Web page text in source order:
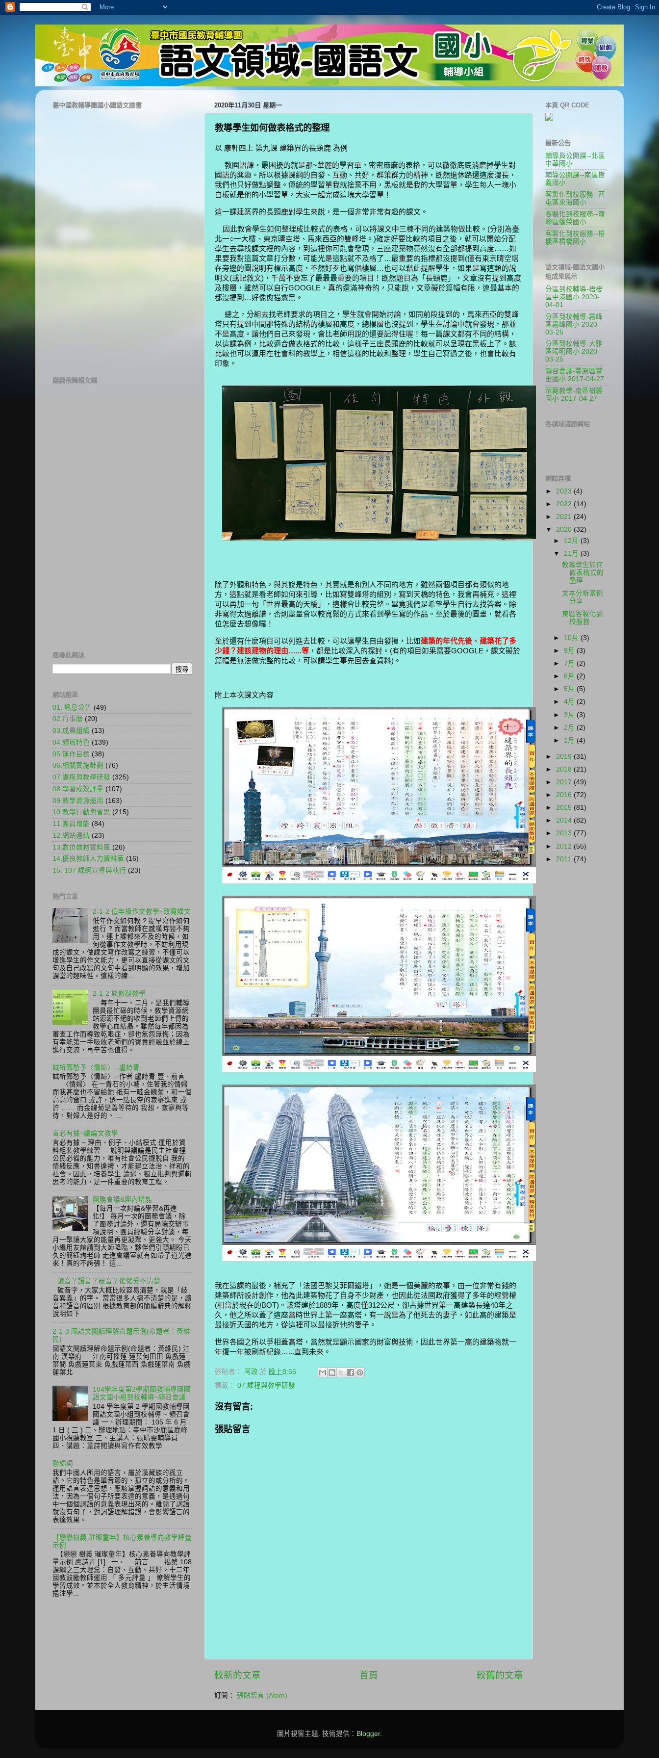
2020年11月30日 星期一
教導學生如何做表格式的整理
以 康軒四上 第九課 建築界的長頸鹿 為例
教國語課，最困擾的就是那~華麗的學習單，密密麻麻的表格，可以徹徹底底消磨掉學生對
國語的興趣。 所以根據課綱的自發、互動、共好，群策群力的精神，既然退休路還這麼漫長，
我們也只好做點調整。 傳統的學習單我就捨棄不用，黑板就是我的大學習單，學生每人一塊小
白板就是他的小學習單，大家一起完成這塊大學習單！
這一課建築界的長頸鹿對學生來說，是一個非常非常有趣的課文。
因此教會學生如何整理成比較式的表格，可以將課文中三棟不同的建築物做比較。(分別為臺
北一○一大樓、東京晴空塔、馬來西亞的雙峰塔。)確定好要比較的項目之後，就可以開始分配
學生去尋找課文裡的內容，到這裡你可能會發現，三座建築物竟然沒有全部都提到高度……如
果要我對這篇文章打分數，可能光是這點就不及格了…最重要的指標都沒提到 (僅有東京晴空塔
在旁邊的圖說明有標示高度，不然好歹也寫個樓層…也可以藉此提醒學生，如果是寫這類的說
明文(或記敘文) ，千萬不要忘了最最最重要的項目！既然題目為「長頸鹿」，文章沒有提到高度
及樓層，雖然可以自行GOOGLE ，真的還滿神奇的，只能說，文章礙於篇幅有限，連最基本的
都沒提到…好像愈描愈黑。
總之，分組去找老師要求的項目之，學生就會開始討論，如同前段提到的，馬來西亞的雙峰
塔只有提到中間那特殊的結構的樓層和高度，總樓層也沒提到，學生在討論中就會發現，那並
不是高度。讓他們自己來發現，會比老師用說的還要記得住喔！ 每一篇課文都有不同的結構，
以這課為例，比較適合做表格式的比較，這樣子三座長頸鹿的比較就可以呈現在黑板上了。該
比較也可以運用在社會科的教學上，相信這樣的比較和整理，學生自己寫過之後，也會比較有
印象。
除了外觀和特色，與其說是特色，其實就是和別人不同的地方，雖然兩個項目都有類似的地
方，這點就是看老師如何來引導，比如寫雙峰塔的組別，寫到天橋的特色，我會再補充，這裡
可以再加一句「世界最高的天橋」，這樣會比較完整。畢竟我們是希望學生自行去找答案。除
非寫得太過離譜，否則盡量會以較寬鬆的方式來看到學生寫的作品。至於最後的圖畫，就看各
位怎麼去想像囉！
至於還有什麼項目可以列進去比較，可以讓學生自由發揮，比如建築的年代先後、建築花了多
少錢？建該建物的理由…...等 ，都是比較深入的探討。(有的項目如果需要GOOGLE，課文礙於
篇幅是無法做完整的比較，可以請學生事先回去查資料)。
附上本次課文內容
我在這課的最後，補充了「法國巴黎艾菲爾鐵塔」，她是一個美麗的故事，由一位非常有錢的
建築師所設計創作，他為此建築物花了自身不少財產，也因此從法國政府獲得了多年的經營權
(相當於現在的BOT)。該塔建於1889年，高度僅312公尺，卻占據世界第一高建築長達40年之
久，他之所以蓋了這座當時世界上第一座高塔，有一說是為了他死去的妻子，如此高的建築是
最接近天國的地方，從這裡可以最接近他的妻子。
世界各國之所以爭相蓋高塔，當然就是顯示國家的財富與技術，因此世界第一高的建築物就一
年復一年被刷新紀錄…...直到未來。
張貼者： 阿政 於 晚上8:56
標籤： 07.課程與教學研發
沒有留言:
張貼留言
較新的文章 較舊的文章
首頁
訂閱： 張貼留言 (Atom)
臺中國教輔導團國小國語文臉書
翩翩飛舞語文蝶
搜尋此網誌
網站選單
01. 訊息公告 (49)
02.行事曆 (20)
03.成員組織 (13)
04.領域特色 (139)
05.運作目標 (38)
06.相關實施計劃 (76)
07.課程與教學研發 (325)
08.學習成效評量 (107)
09.教學資源運用 (163)
10.教學行動與省思 (215)
11.團員增能 (84)
12.網站連結 (23)
13.數位教材資料庫 (26)
14.優良教師人力資料庫 (16)
15. 107 課綱宣導與執行 (23)
熱門文章
2-1-2 低年級作文教學~改寫課文
低年作文如何教 ? 提早寫作如何
進行 ? 而當教師在感嘆時間不夠
用，連上課都來不及的時候，如
何從事作文教學時，不妨利用現
成的課文，做課文寫作改寫之練習，不僅可以
增進學生的作文能力，更可以直接從課文的文
句及自己改寫的文句中看到明顯的效果，增加
課堂的趣味性。這樣的練...
2-1-2 談修辭教學
每年十一、二月，是我們輔導
團員最忙碌的時候。教學資源網
站源源不絕的收到老師們上傳的
教學心血結晶。雖然每年都因為
審查工作而導致乾眼症，卻也無怨無悔；因為
有幸能第一手吸收老師們的寶貴經驗並於線上
進行交流，再辛苦也值得。
試析鄭愁予〈情婦〉--盧詩青
試析鄭愁予〈情婦〉--作者 盧詩青 壹、前言
〈情婦〉 在一青石的小城，住著我的情婦
而我甚麼也不留給她 祇有一畦金線菊，和一個
高高的窗口 或許，透一點長空的寂寥進來 或
許 …… 而金線菊是善等待的 我想，寂寥與等
待，對婦人是好的。 ...
言必有據~議論文教學
言必有據 ~ 理由、例子、小結模式 運用於資
料組裝教學練習 說明與議論是民主社會裡
公民必備的能力，唯有社會公民擺脫自 我的
情緒反應，知書達禮，才能建立法治、祥和的
社會。因此，培養學生 論述、獨立批判與邏輯
思考的能力，是一件重要的教育工程。
團務會議&團內增能
【每月一次討論&學習&再進
化!】 每月一次的團務會議，除
了團務討論外，還有局端交辦事
項說明、團員經驗分享對談，每
月一聚讓大家的能量再更凝聚、更強大。 今天
小編用友誼請到大師降臨，夥伴們引頸期盼已
久的簡鈺珣老師 走進會議室就有如帶了道光進
來！真的不誇張！ 這...
讀音？語音？破音？傻傻分不清楚
破音字，大家大概比較容易清楚，就是「歧
音異義」的字。 常常很多人搞不清楚的是，讀
音和語音的區別 根據教育部的簡編辭典的解釋
說明如下
2-1-3 國語文閱讀理解命題示例(命題者：黃維
民)
國語文閱讀理解命題示例(命題者：黃維民) 江
南 漢樂府 江南可採蓮 蓮葉何田田 魚戲蓮
葉間 魚戲蓮葉東 魚戲蓮葉西 魚戲蓮葉南 魚戲
蓮葉北
104學年度第2學期國教輔導團國
語文國小組到校輔導~領召會議
104 學年度第 2 學期國教輔導團
國語文國小組到校輔導 ~ 領召會
議 一、辦理期間： 105 年 6 月
1 日 ( 三 ) 二、辦理地點：臺中市沙鹿區鹿峰
國小視聽教室 三、主講人：張晴雯輔導員
四、講題：童詩閱讀與寫作有效教學
聯綿詞
我們中國人所用的語言，屬於漢藏族的孤立
語。它的特色是單音節的、孤立的或分析的。
運用語言表達思想，應該掌握詞語的意義和用
法，因為一個句子所要表達的意義，是通過句
中一個個詞語的意義表現出來的。離開了詞語
就沒有句子，對詞語理解錯誤，會影響語言的
表達效果。
【戀戀樹義 璀璨童年】核心素養導向教學評量
示例
【戀戀 樹義 璀璨童年】核心素養導向教學評
量示例 盧詩青 [1] 一、 前言 揭櫫 108
課綱之三大理念：自發、互動、共好。十二年
國教鼓勵教師運用 「 多元評量 」 瞭解學生的
學習成效。並本於全人教育精神，於生活情境
挹注學...
本頁 QR CODE
最新公告
輔導員公開課--北區
中華國小
輔導公開課--南區樹
義國小
客製化到校服務--西
屯區東海國小
客製化到校服務--霧
峰區僑榮國小
客製化到校服務--梧
棲區梧棲國小
語文領域-國語文國小
組成果展示
分區到校輔導-梧棲
區中港國小 2020-
04-01
分區到校輔導-霧峰
區霧峰國小 2020-
03-25
分區到校輔導-大雅
區陽明國小 2020-
03-25
領召會議-豐原區豐
田國小 2017-04-27
示範教學-南區樹義
國小 2017-04-27
各領域議題網站
網誌存檔
► 2023 (4)
► 2022 (14)
► 2021 (24)
▼ 2020 (32)
► 12月 (3)
▼ 11月 (3)
教導學生如何
做表格式的
整理
文本分析案例
分享
東區客製化到
校服務
► 10月 (3)
►9月 (3)
►7月 (2)
►6月 (2)
► 5月 (5)
►4月 (2)
►3月 (3)
► 2月 (2)
► 1月 (4)
► 2019 (31)
► 2018 (21)
► 2017 (49)
► 2016 (72)
► 2015 (81)
► 2014 (82)
► 2013 (77)
► 2012 (55)
► 2011 (74)
圖片視窗主題. 技術提供： Blogger.